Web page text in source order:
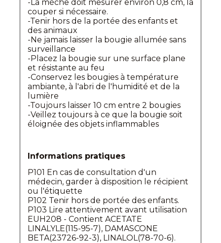
-La mèche doit mesurer environ 0,8 cm, la
couper si nécessaire.
-Tenir hors de la portée des enfants et
des animaux
-Ne jamais laisser la bougie allumée sans
surveillance
-Placez la bougie sur une surface plane
et résistante au feu
-Conservez les bougies à température
ambiante, à l'abri de l'humidité et de la
lumière
-Toujours laisser 10 cm entre 2 bougies
-Veillez toujours à ce que la bougie soit
éloignée des objets inflammables
Informations pratiques
P101 En cas de consultation d'un
médecin, garder à disposition le récipient
ou l'étiquette
P102 Tenir hors de portée des enfants.
P103 Lire attentivement avant utilisation
EUH208 - Contient ACETATE
LINALYLE(115-95-7), DAMASCONE
BETA(23726-92-3), LINALOL(78-70-6).